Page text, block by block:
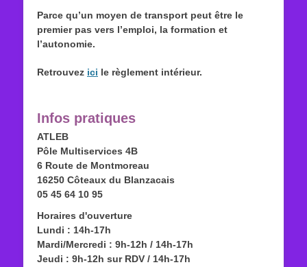
Parce qu’un moyen de transport peut être le
premier pas vers l’emploi, la formation et
l’autonomie.
Retrouvez ici le règlement intérieur.
Infos pratiques
ATLEB
Pôle Multiservices 4B
6 Route de Montmoreau
16250 Côteaux du Blanzacais
05 45 64 10 95
Horaires d'ouverture
Lundi : 14h-17h
Mardi/Mercredi : 9h-12h / 14h-17h
Jeudi : 9h-12h sur RDV / 14h-17h